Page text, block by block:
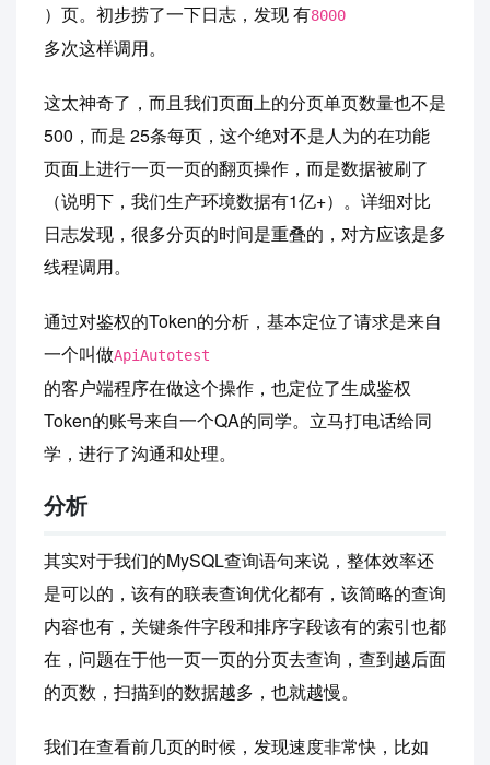
）页。初步捞了一下日志，发现 有8000
多次这样调用。
这太神奇了，而且我们页面上的分页单页数量也不是
500，而是 25条每页，这个绝对不是人为的在功能
页面上进行一页一页的翻页操作，而是数据被刷了
（说明下，我们生产环境数据有1亿+）。详细对比
日志发现，很多分页的时间是重叠的，对方应该是多
线程调用。
通过对鉴权的Token的分析，基本定位了请求是来自
一个叫做ApiAutotest
的客户端程序在做这个操作，也定位了生成鉴权
Token的账号来自一个QA的同学。立马打电话给同
学，进行了沟通和处理。
分析
其实对于我们的MySQL查询语句来说，整体效率还
是可以的，该有的联表查询优化都有，该简略的查询
内容也有，关键条件字段和排序字段该有的索引也都
在，问题在于他一页一页的分页去查询，查到越后面
的页数，扫描到的数据越多，也就越慢。
我们在查看前几页的时候，发现速度非常快，比如